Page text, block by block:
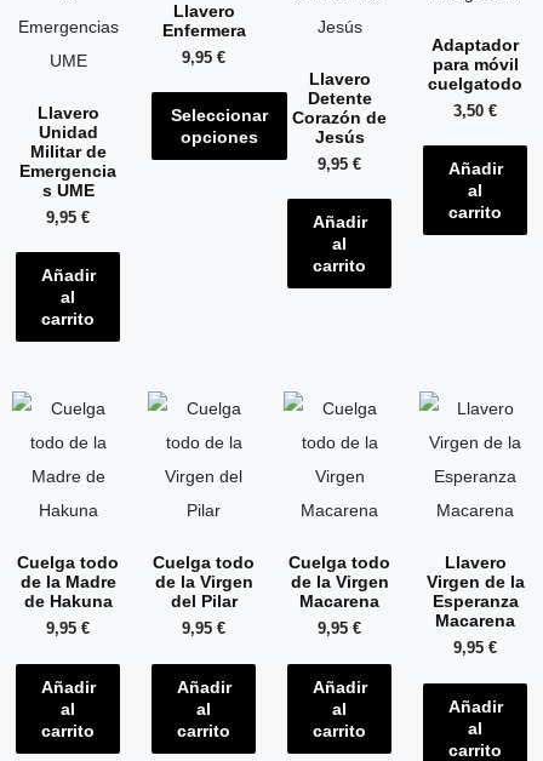
Llavero
Unidad
Militar de
Emergencia
s UME
9,95 €
Añadir
al
carrito
Llavero
Enfermera
9,95 €
Seleccionar
opciones
Llavero
Detente
Corazón de
Jesús
9,95 €
Añadir
al
carrito
Adaptador
para móvil
cuelgatodo
3,50 €
Añadir
al
carrito
Cuelga todo
de la Madre
de Hakuna
9,95 €
Añadir
al
carrito
Cuelga todo
de la Virgen
del Pilar
9,95 €
Añadir
al
carrito
Cuelga todo
de la Virgen
Macarena
9,95 €
Añadir
al
carrito
Llavero
Virgen de la
Esperanza
Macarena
9,95 €
Añadir
al
carrito